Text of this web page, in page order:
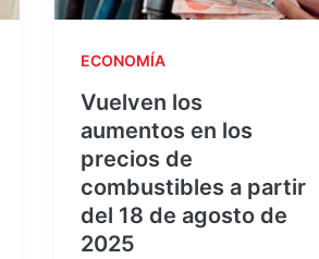
ECONOMÍA
Vuelven los
aumentos en los
precios de
combustibles a partir
del 18 de agosto de
2025